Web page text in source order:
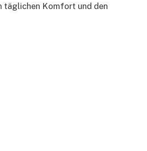
täglichen Komfort und den